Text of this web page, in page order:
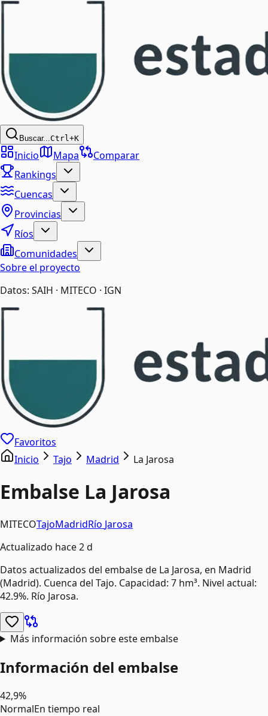
Buscar...Ctrl+K
Inicio Mapa
Comparar
Rankings
Cuencas
Provincias
Ríos
Comunidades
Sobre el proyecto
Datos: SAIH · MITECO · IGN
Favoritos
Inicio
Tajo Madrid La Jarosa
Embalse La Jarosa
MITECOTajoMadridRío Jarosa
Actualizado hace 2 d
Datos actualizados del embalse de La Jarosa, en Madrid
(Madrid). Cuenca del Tajo. Capacidad: 7 hm³. Nivel actual:
42.9%. Río Jarosa.
Más información sobre este embalse
Información del embalse
42,9%
NormalEn tiempo real